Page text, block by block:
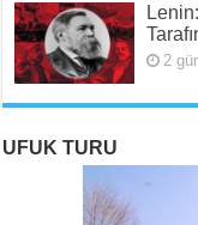
2
UFUK TURU